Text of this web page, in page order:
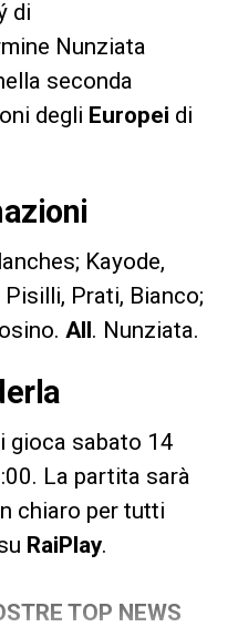
di
Nunziata
seconda
degli Europei di
Kayode,
Pisilli, Prati, Bianco;
All. Nunziata.
gioca sabato 14
La partita sarà
chiaro per tutti
RaiPlay.
TOP NEWS